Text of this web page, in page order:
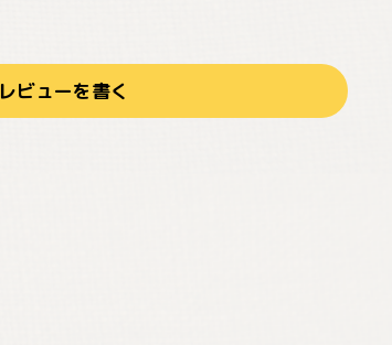
レビューを書く